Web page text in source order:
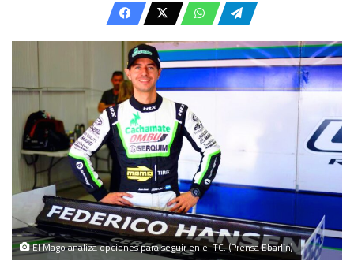
El Mago analiza opciones para seguir en el TC. (Prensa Ebarlín)